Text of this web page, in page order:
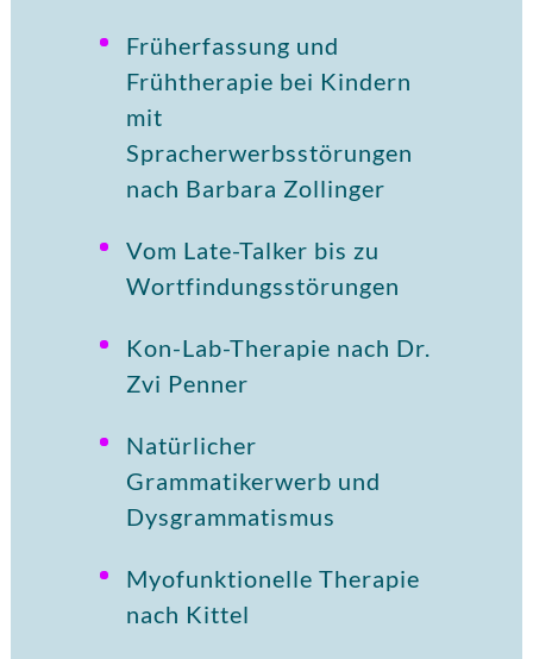
Früherfassung und
Frühtherapie bei Kindern
mit
Spracherwerbsstörungen
nach Barbara Zollinger
Vom Late-Talker bis zu
Wortfindungsstörungen
Kon-Lab-Therapie nach Dr.
Zvi Penner
Natürlicher
Grammatikerwerb und
Dysgrammatismus
Myofunktionelle Therapie
nach Kittel